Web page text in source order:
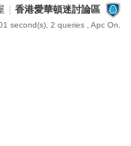
香港愛華頓迷討論區
second(s), 2 queries , Apc On.